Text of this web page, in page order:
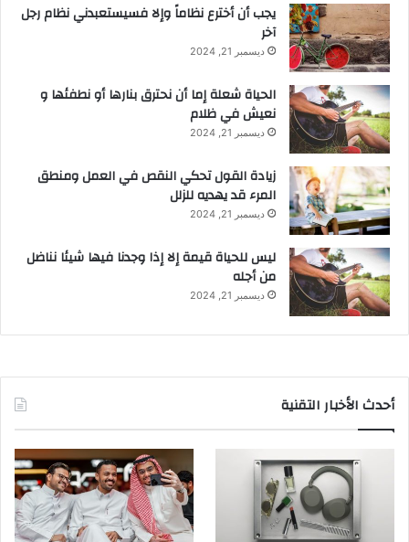
يجب أن أخترع نظاماً وإلا فسيستعبدني نظام رجل
آخر
ديسمبر 21, 2024
الحياة شعلة إما أن نحترق بنارها أو نطفئها و
نعيش في ظلام
ديسمبر 21, 2024
زيادة القول تحكي النقص في العمل ومنطق
المرء قد يهديه للزلل
ديسمبر 21, 2024
ليس للحياة قيمة إلا إذا وجدنا فيها شيئا نناضل
من أجله
ديسمبر 21, 2024
أحدث الأخبار التقنية